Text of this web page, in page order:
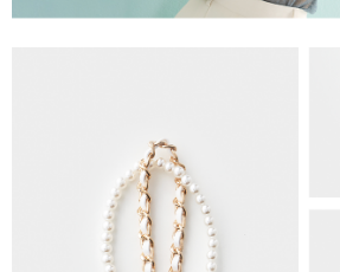
用戶於交易時，得透過本服務購買商品或服務，
2.基於同意付款使用「大哥付你分期」之契約關
資料（包含姓名、電話或地址）提供予台灣大哥
由本公司與您本人進行分期帳單所需資料之確認
https://
7-11取貨付款
宅配（無提供外島）
每筆NT$100，滿NT$1,500(含以上)免運費